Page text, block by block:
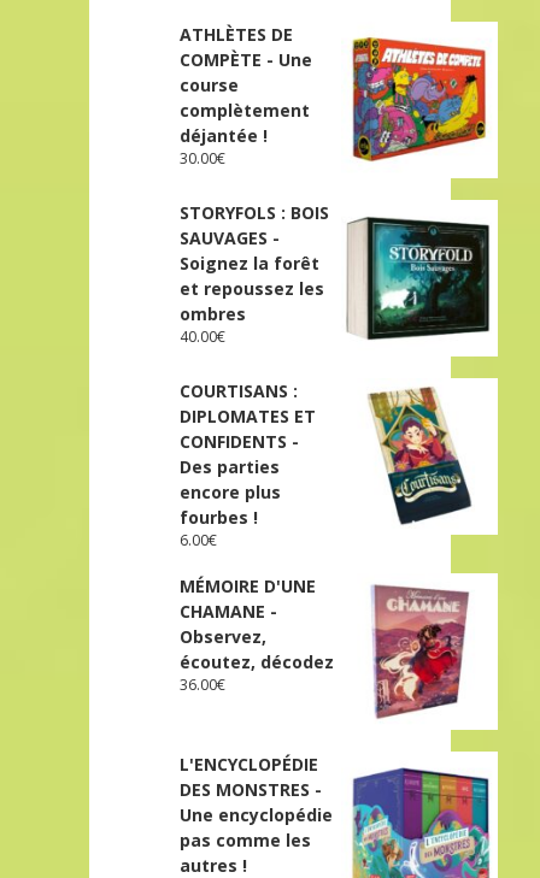
ATHLÈTES DE
COMPÈTE - Une
course
complètement
déjantée !
30.00€
STORYFOLS : BOIS
SAUVAGES -
Soignez la forêt
et repoussez les
ombres
40.00€
COURTISANS :
DIPLOMATES ET
CONFIDENTS -
Des parties
encore plus
fourbes !
6.00€
MÉMOIRE D'UNE
CHAMANE -
Observez,
écoutez, décodez
36.00€
L'ENCYCLOPÉDIE
DES MONSTRES -
Une encyclopédie
pas comme les
autres !